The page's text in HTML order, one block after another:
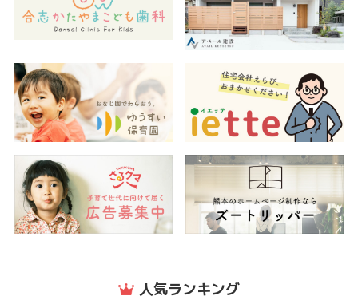
人気ランキング